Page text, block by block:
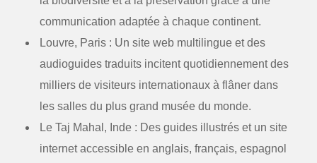
communication adaptée à chaque continent.
Louvre, Paris : Un site web multilingue et des
audioguides traduits incitent quotidiennement des
milliers de visiteurs internationaux à flâner dans
les salles du plus grand musée du monde.
Le Taj Mahal, Inde : Des guides illustrés et un site
internet accessible en anglais, français, espagnol